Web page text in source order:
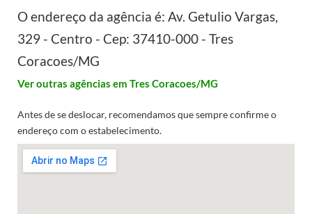
O endereço da agência é: Av. Getulio Vargas,
329 - Centro - Cep: 37410-000 - Tres
Coracoes/MG
Ver outras agências em Tres Coracoes/MG
Antes de se deslocar, recomendamos que sempre confirme o
endereço com o estabelecimento.